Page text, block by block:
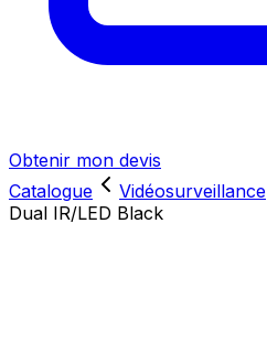
Obtenir mon devis
Catalogue
Vidéosurveillance
Dual IR/LED Black